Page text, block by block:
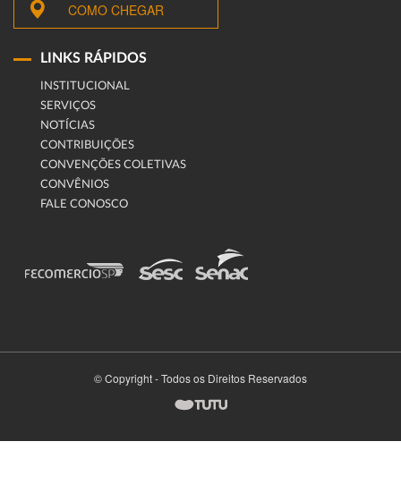
COMO CHEGAR
LINKS RÁPIDOS
INSTITUCIONAL
SERVIÇOS
NOTÍCIAS
CONTRIBUIÇÕES
CONVENÇÕES COLETIVAS
CONVÊNIOS
FALE CONOSCO
© Copyright - Todos os Direitos Reservados